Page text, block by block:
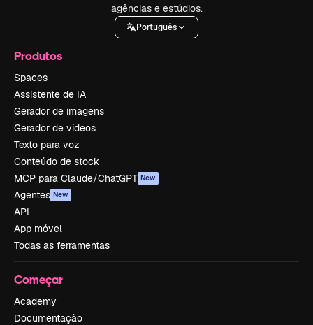
agências e estúdios.
Português
Produtos
Spaces
Assistente de IA
Gerador de imagens
Gerador de vídeos
Texto para voz
Conteúdo de stock
MCP para Claude/ChatGPT New
Agentes New
API
App móvel
Todas as ferramentas
Começar
Academy
Documentação